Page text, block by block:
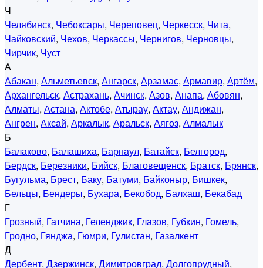
Ч
Челябинск, Чебоксары, Череповец, Черкесск, Чита,
Чайковский, Чехов, Черкассы, Чернигов, Черновцы,
Чирчик, Чуст
А
Абакан, Альметьевск, Ангарск, Арзамас, Армавир, Артём,
Архангельск, Астрахань, Ачинск, Азов, Анапа, Абовян,
Алматы, Астана, Актобе, Атырау, Актау, Андижан,
Ангрен, Аксай, Аркалык, Аральск, Аягоз, Алмалык
Б
Балаково, Балашиха, Барнаул, Батайск, Белгород,
Бердск, Березники, Бийск, Благовещенск, Братск, Брянск,
Бугульма, Брест, Баку, Батуми, Байконыр, Бишкек,
Бельцы, Бендеры, Бухара, Бекобод, Балхаш, Бекабад
Г
Грозный, Гатчина, Геленджик, Глазов, Губкин, Гомель,
Гродно, Гянджа, Гюмри, Гулистан, Газалкент
Д
Дербент, Дзержинск, Димитровград, Долгопрудный,